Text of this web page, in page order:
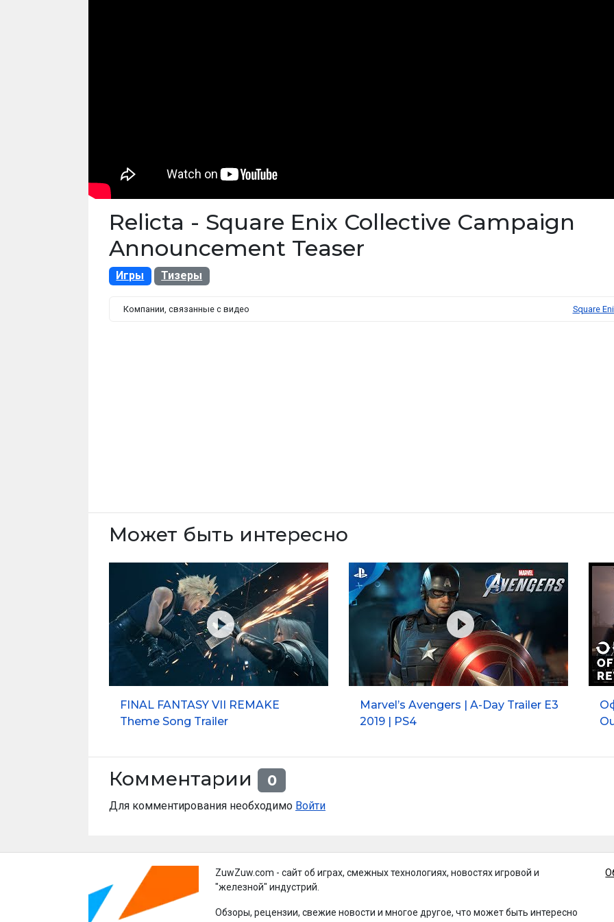
Relicta - Square Enix Collective Campaign
Announcement Teaser
Игры Тизеры
Компании, связанные с видео Square
Может быть интересно
FINAL FANTASY VII REMAKE
Theme Song Trailer
Marvel’s Avengers | A-Day Trailer E3
2019 | PS4
Комментарии 0
Для комментирования необходимо Войти
ZuwZuw.com - сайт об играх, смежных технологиях, новостях игровой и
"железной" индустрий.
Обзоры, рецензии, свежие новости и многое другое, что может быть интересно